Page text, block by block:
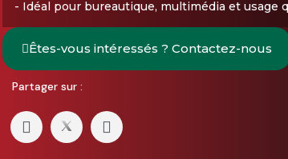
- Idéal pour bureautique, multimédia et usage
Êtes-vous intéressés ? Contactez-nous
Partager sur :